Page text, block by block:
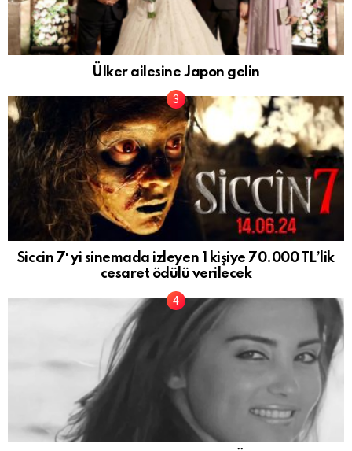
Ülker ailesine Japon gelin
Siccin 7′ yi sinemada izleyen 1 kişiye 70.000 TL’lik
cesaret ödülü verilecek